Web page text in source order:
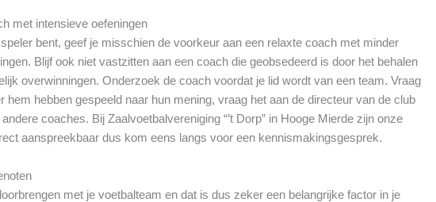
met intensieve oefeningen
bent, geef je misschien de voorkeur aan een relaxte coach met minder
Blijf ook niet vastzitten aan een coach die geobsedeerd is door het behalen
overwinningen. Onderzoek de coach voordat je lid wordt van een team. Vraag
hem hebben gespeeld naar hun mening, vraag het aan de directeur van de club
coaches. Bij Zaalvoetbalvereniging “’t Dorp” in Hooge Mierde zijn onze
aanspreekbaar dus kom eens langs voor een kennismakingsgesprek.
met je voetbalteam en dat is dus zeker een belangrijke factor in je